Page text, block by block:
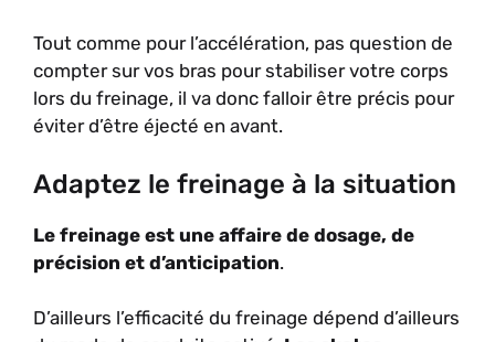
Tout comme pour l’accélération, pas question de
compter sur vos bras pour stabiliser votre corps
lors du freinage, il va donc falloir être précis pour
éviter d’être éjecté en avant.
Adaptez le freinage à la situation
Le freinage est une affaire de dosage, de
précision et d’anticipation.
D’ailleurs l’efficacité du freinage dépend d’ailleurs